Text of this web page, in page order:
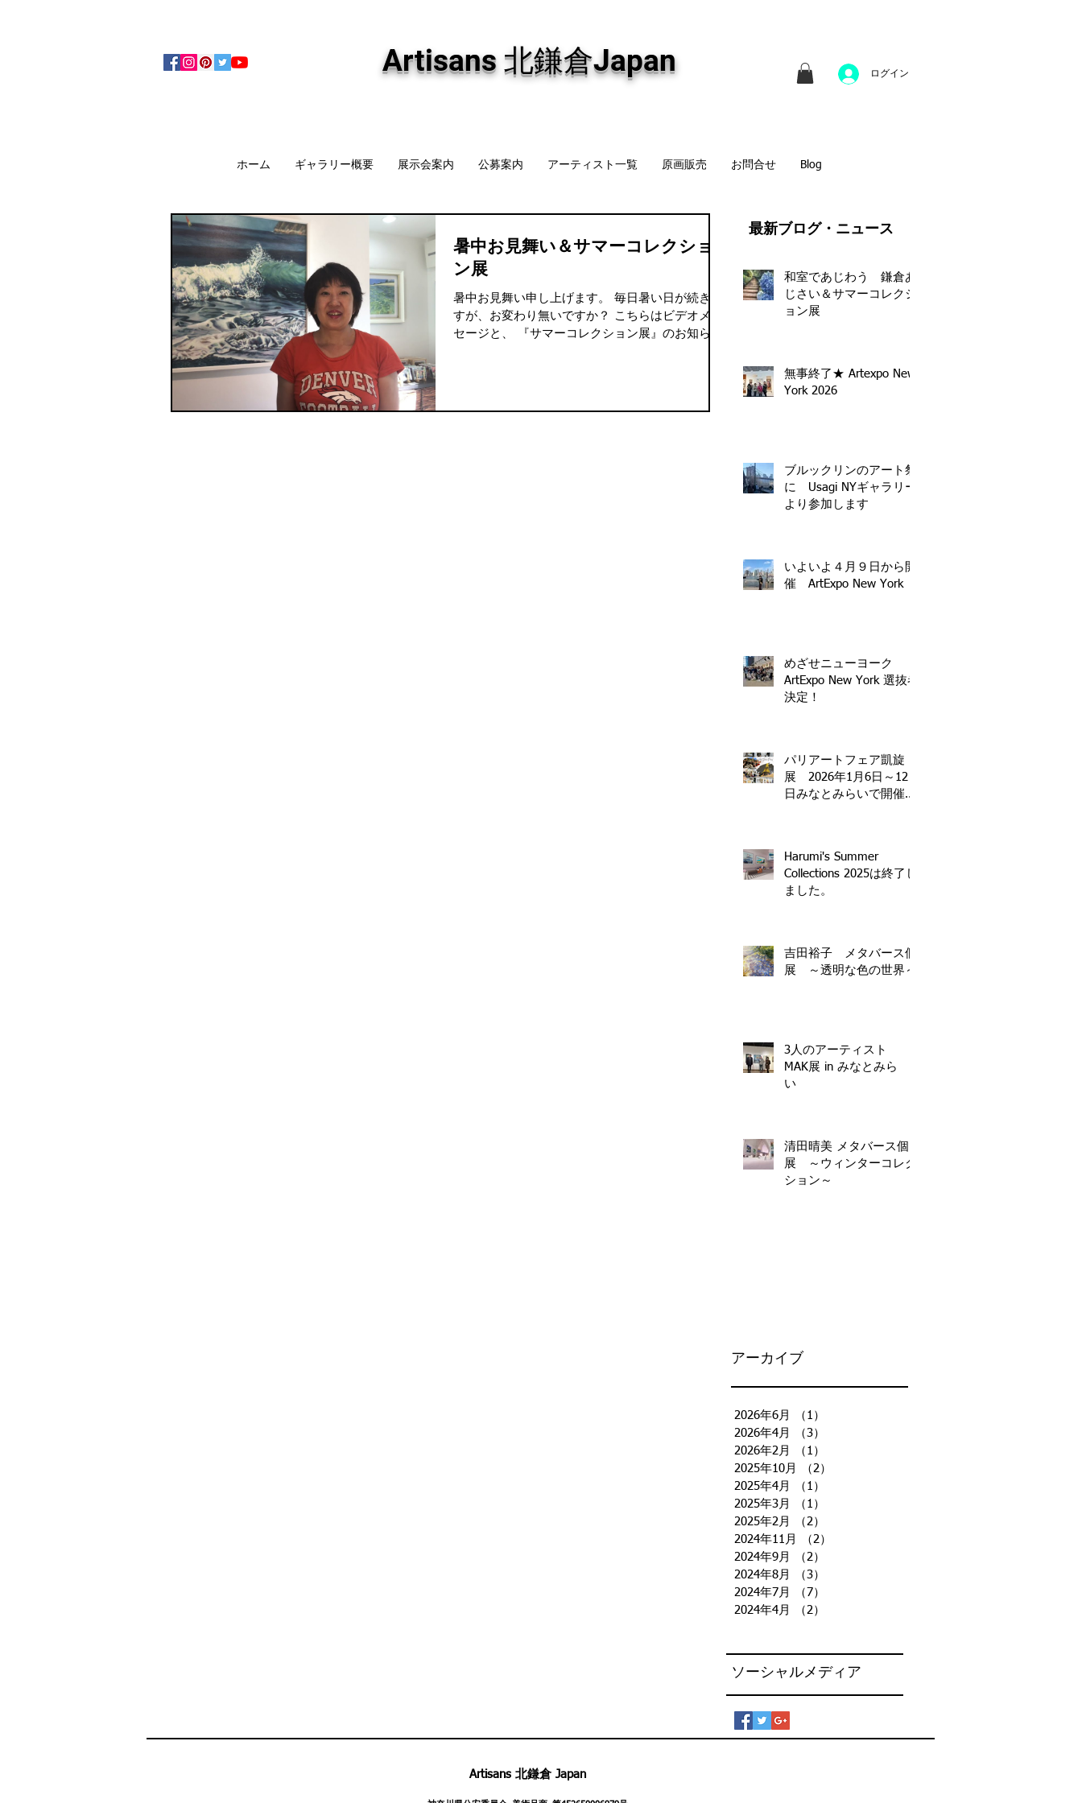
Artisans 北鎌倉Japan ログイン
ホーム ギャラリー概要 展示会案内 公募案内 アーティスト一覧 原画販売 お問合せ Blog
暑中お見舞い＆サマーコレクショ
ン展
暑中お見舞い申し上げます。 毎日暑い日が続きま
すが、お変わり無いですか？ こちらはビデオメッ
セージと、 『サマーコレクション展』のお知らせ
​最新ブログ・ニュース
和室であじわう 鎌倉あ
じさい＆サマーコレクシ
ョン展
無事終了★ Artexpo New
York 2026
ブルックリンのアート祭
に Usagi NYギャラリー
より参加します
いよいよ４月９日から開
催 ArtExpo New York
めざせニューヨーク
ArtExpo New York 選抜者
決定！
パリアートフェア凱旋
展 2026年1月6日～12
日みなとみらいで開催決
Harumi's Summer
Collections 2025は終了し
ました。
吉田裕子 メタバース個
展 ～透明な色の世界～
3人のアーティスト
MAK展 in みなとみら
い
清田晴美 メタバース個
展 ～ウィンターコレク
ション～
アーカイブ
2026年6月 （1）
2026年4月
（3）
2026年2月
（1）
2025年10月
（2）
2025年4月
（1）
2025年3月
（1）
2025年2月
（2）
2024年11月
（2）
2024年9月
（2）
2024年8月
（3）
2024年7月
（7）
2024年4月
（2）
ソーシャルメディア
Artisans 北鎌倉 Japan